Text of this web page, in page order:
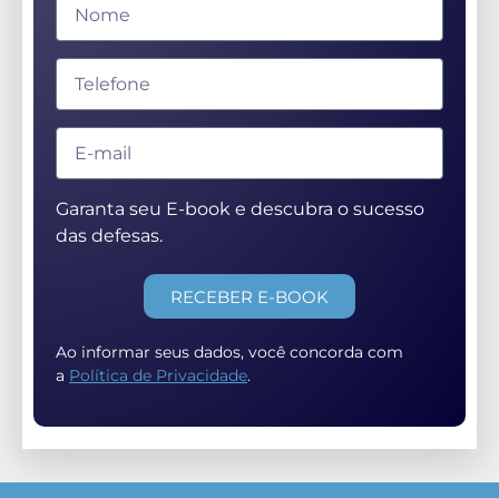
Garanta seu E-book e descubra o sucesso
das defesas.
RECEBER E-BOOK
Ao informar seus dados, você concorda com
a Política de Privacidade.